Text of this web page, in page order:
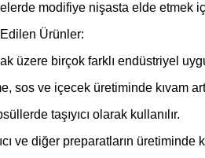
modifiye nişasta elde etmek
Ürünler:
üzere birçok farklı endüstriyel
sos ve içecek üretiminde kıvam
taşıyıcı olarak kullanılır.
ve diğer preparatların